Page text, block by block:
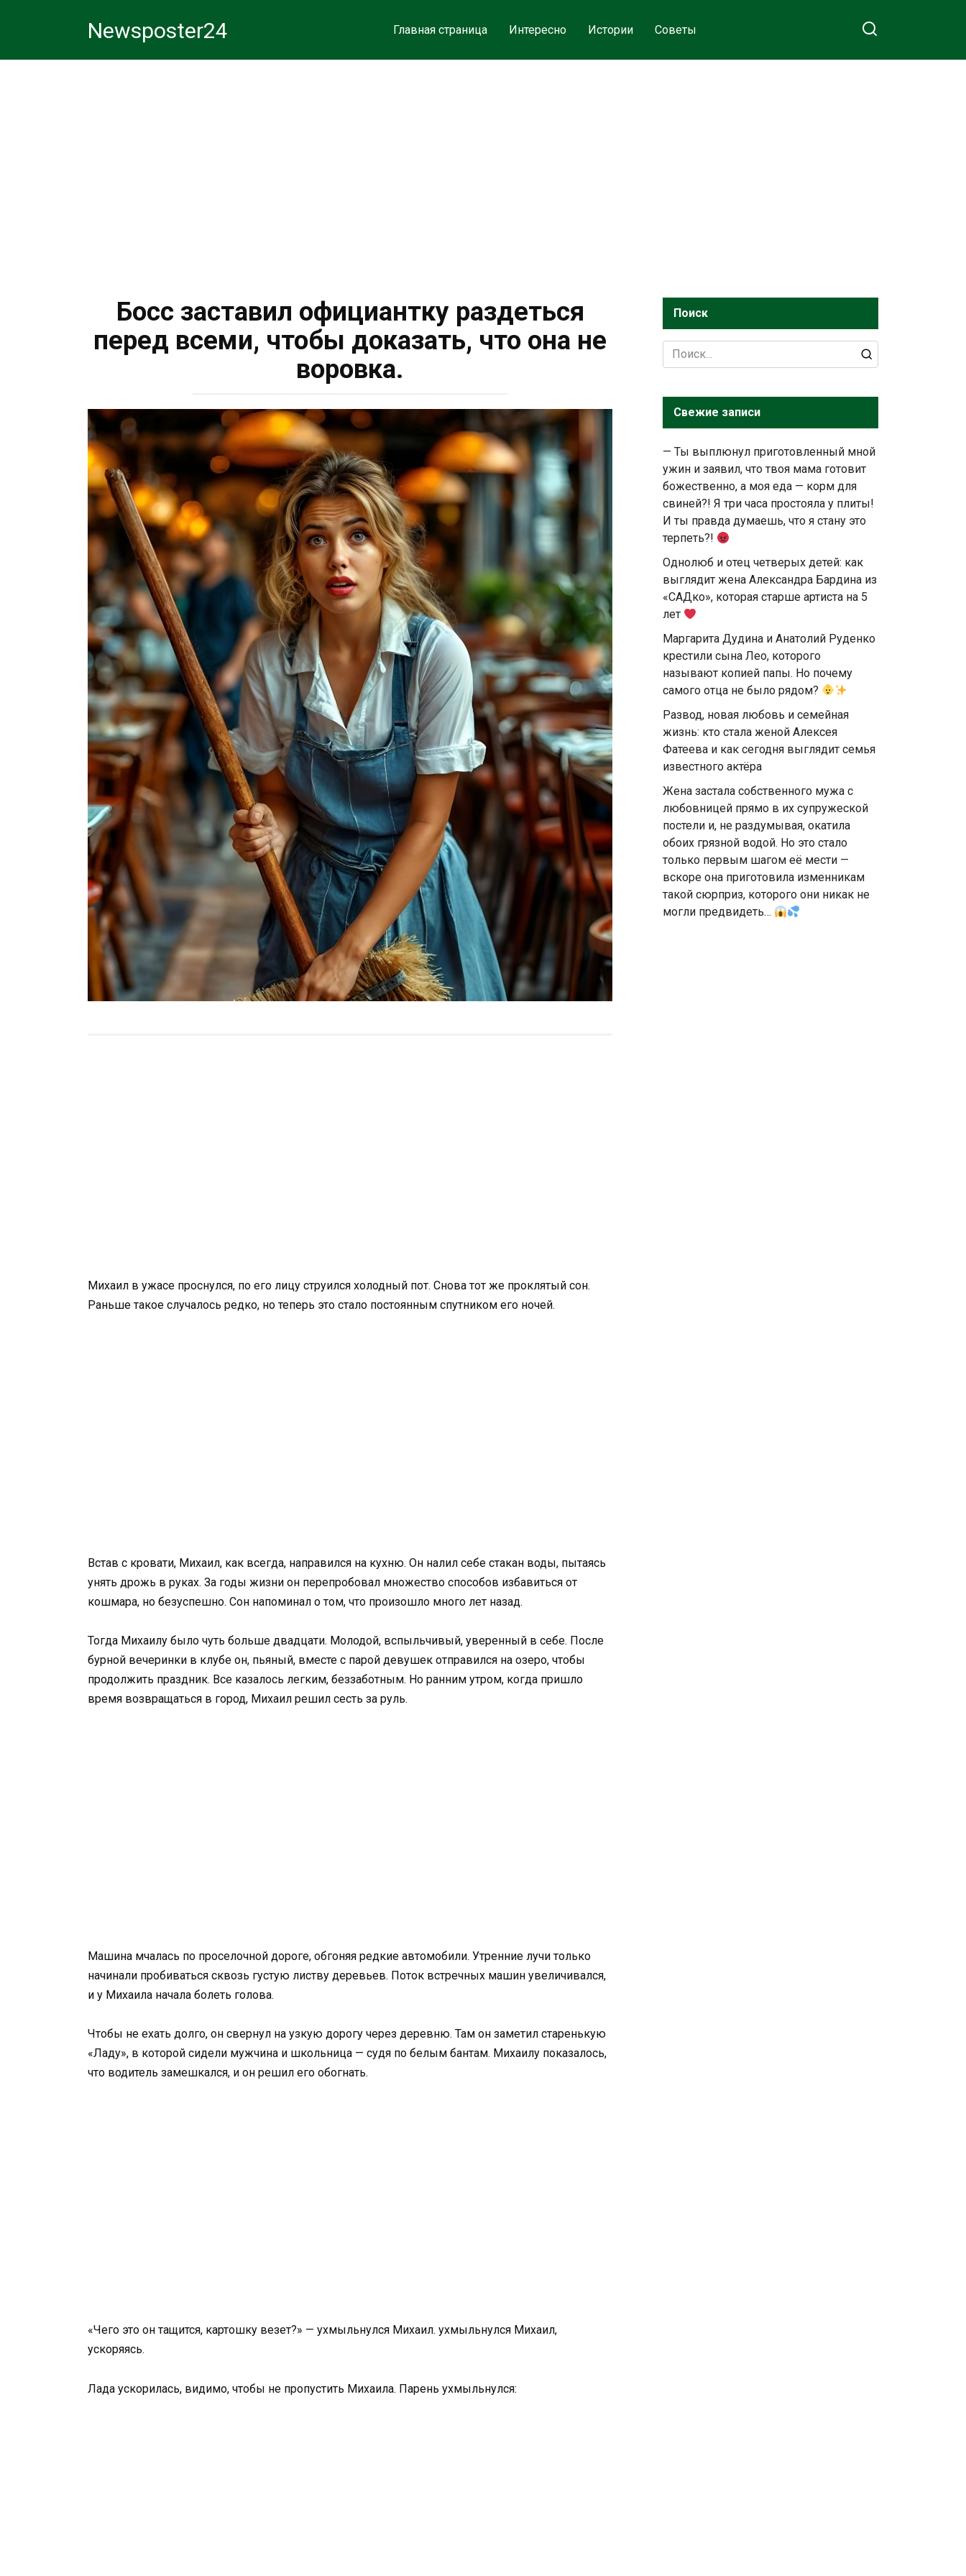
Newsposter24 Главная страница Интересно Истории Советы
Босс заставил официантку раздеться
перед всеми, чтобы доказать, что она не
воровка.
Михаил в ужасе проснулся, по его лицу струился холодный пот. Снова тот же проклятый сон.
Раньше такое случалось редко, но теперь это стало постоянным спутником его ночей.
Встав с кровати, Михаил, как всегда, направился на кухню. Он налил себе стакан воды, пытаясь
унять дрожь в руках. За годы жизни он перепробовал множество способов избавиться от
кошмара, но безуспешно. Сон напоминал о том, что произошло много лет назад.
Тогда Михаилу было чуть больше двадцати. Молодой, вспыльчивый, уверенный в себе. После
бурной вечеринки в клубе он, пьяный, вместе с парой девушек отправился на озеро, чтобы
продолжить праздник. Все казалось легким, беззаботным. Но ранним утром, когда пришло
время возвращаться в город, Михаил решил сесть за руль.
Машина мчалась по проселочной дороге, обгоняя редкие автомобили. Утренние лучи только
начинали пробиваться сквозь густую листву деревьев. Поток встречных машин увеличивался,
и у Михаила начала болеть голова.
Чтобы не ехать долго, он свернул на узкую дорогу через деревню. Там он заметил старенькую
«Ладу», в которой сидели мужчина и школьница — судя по белым бантам. Михаилу показалось,
что водитель замешкался, и он решил его обогнать.
«Чего это он тащится, картошку везет?» — ухмыльнулся Михаил. ухмыльнулся Михаил,
ускоряясь.
Лада ускорилась, видимо, чтобы не пропустить Михаила. Парень ухмыльнулся:
Поиск
Search
for:
Свежие записи
— Ты выплюнул приготовленный мной
ужин и заявил, что твоя мама готовит
божественно, а моя еда — корм для
свиней?! Я три часа простояла у плиты!
И ты правда думаешь, что я стану это
терпеть?!
Однолюб и отец четверых детей: как
выглядит жена Александра Бардина из
«САДко», которая старше артиста на 5
лет
Маргарита Дудина и Анатолий Руденко
крестили сына Лео, которого
называют копией папы. Но почему
самого отца не было рядом?
Развод, новая любовь и семейная
жизнь: кто стала женой Алексея
Фатеева и как сегодня выглядит семья
известного актёра
Жена застала собственного мужа с
любовницей прямо в их супружеской
постели и, не раздумывая, окатила
обоих грязной водой. Но это стало
только первым шагом её мести —
вскоре она приготовила изменникам
такой сюрприз, которого они никак не
могли предвидеть…